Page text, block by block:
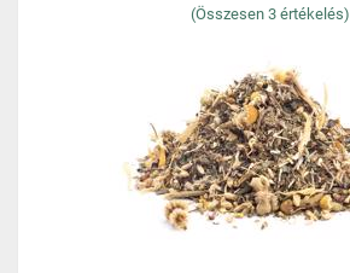
(Összesen 3 értékelés)